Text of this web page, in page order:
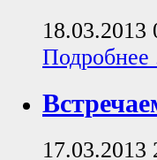
18.03.2013
Подробнее
17.03.2013